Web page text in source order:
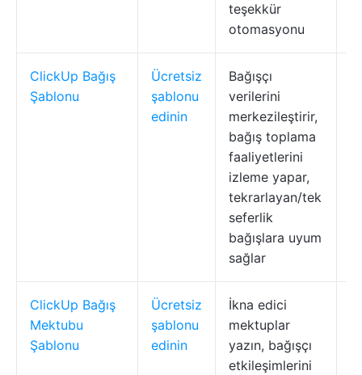
teşekkür
otomasyonu
ClickUp Bağış
Şablonu
Ücretsiz
şablonu
edinin
Bağışçı
verilerini
merkezileştirir,
bağış toplama
faaliyetlerini
izleme yapar,
tekrarlayan/tek
seferlik
bağışlara uyum
sağlar
ClickUp Bağış
Mektubu
Şablonu
Ücretsiz
şablonu
edinin
İkna edici
mektuplar
yazın, bağışçı
etkileşimlerini